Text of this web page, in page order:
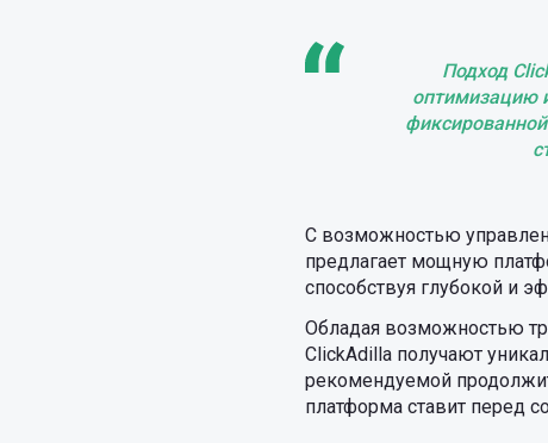
Подход
оптимизацию
С возможностью
предлагает мощную
способствуя глубокой и
Обладая возможностью
ClickAdilla получают
рекомендуемой
платформа ставит перед